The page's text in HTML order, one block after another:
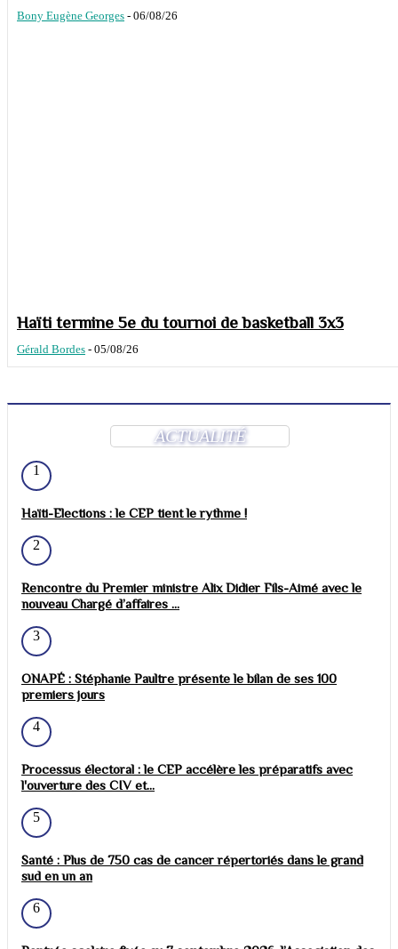
Bony Eugène Georges - 06/08/26
Haïti termine 5e du tournoi de basketball 3x3
Gérald Bordes - 05/08/26
ACTUALITÉ
1
Haïti-Elections : le CEP tient le rythme !
2
Rencontre du Premier ministre Alix Didier Fils-Aimé avec le
nouveau Chargé d’affaires ...
3
ONAPÉ : Stéphanie Paultre présente le bilan de ses 100
premiers jours
4
Processus électoral : le CEP accélère les préparatifs avec
l'ouverture des CIV et...
5
Santé : Plus de 750 cas de cancer répertoriés dans le grand
sud en un an
6